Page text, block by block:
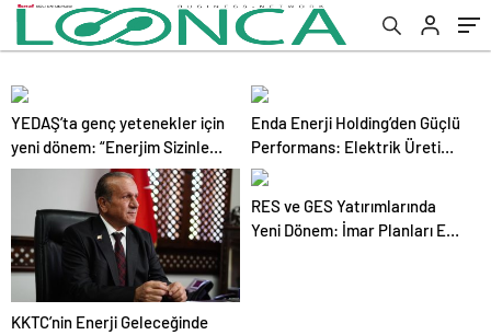
YEDAŞ’ta genç yetenekler için
yeni dönem: “Enerjim Sizinle”
başvuruları başladı
Enda Enerji Holding’den Güçlü
Performans: Elektrik Üretimi
İlk Yarıda Yüzde 67 Arttı
KKTC’nin Enerji Geleceğinde
RES ve GES Yatırımlarında
Yeni Dönem: İmar Planları Eş